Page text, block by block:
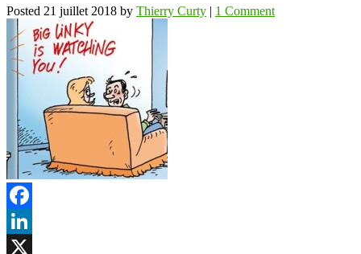
Posted 21 juillet 2018 by Thierry Curty | 1 Comment
Facebook
LinkedIn